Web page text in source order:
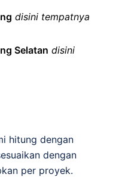
disini tempatnya
Selatan disini
hitung dengan
dengan
per proyek.